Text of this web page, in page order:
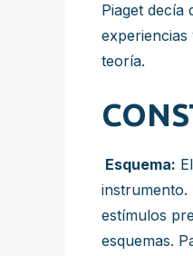
Piaget
experiencias
teoría.
Esquema:
instrumento.
estímulos
esquemas.